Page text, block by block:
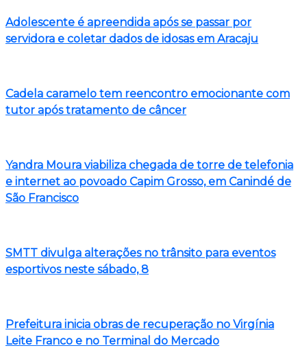
Adolescente é apreendida após se passar por
servidora e coletar dados de idosas em Aracaju
Cadela caramelo tem reencontro emocionante com
tutor após tratamento de câncer
Yandra Moura viabiliza chegada de torre de telefonia
e internet ao povoado Capim Grosso, em Canindé de
São Francisco
SMTT divulga alterações no trânsito para eventos
esportivos neste sábado, 8
Prefeitura inicia obras de recuperação no Virgínia
Leite Franco e no Terminal do Mercado